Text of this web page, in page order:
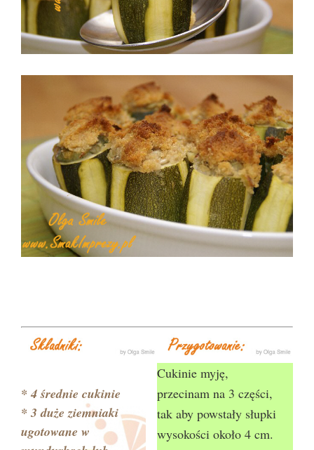
* 4 średnie cukinie
* 3 duże ziemniaki
ugotowane w
Cukinie myję,
przecinam na 3 części,
tak aby powstały słupki
wysokości około 4 cm.